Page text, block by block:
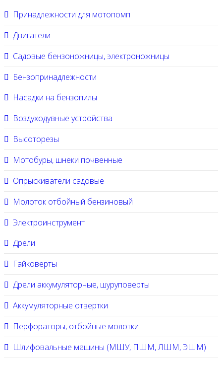
Принадлежности для мотопомп
Двигатели
Садовые бензоножницы, электроножницы
Бензопринадлежности
Насадки на бензопилы
Воздуходувные устройства
Высоторезы
Мотобуры, шнеки почвенные
Опрыскиватели садовые
Молоток отбойный бензиновый
Электроинструмент
Дрели
Гайковерты
Дрели аккумуляторные, шуруповерты
Аккумуляторные отвертки
Перфораторы, отбойные молотки
Шлифовальные машины (МШУ, ПШМ, ЛШМ, ЭШМ)